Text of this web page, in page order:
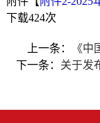
下载424次
上一条：
《
下一条： 关于发